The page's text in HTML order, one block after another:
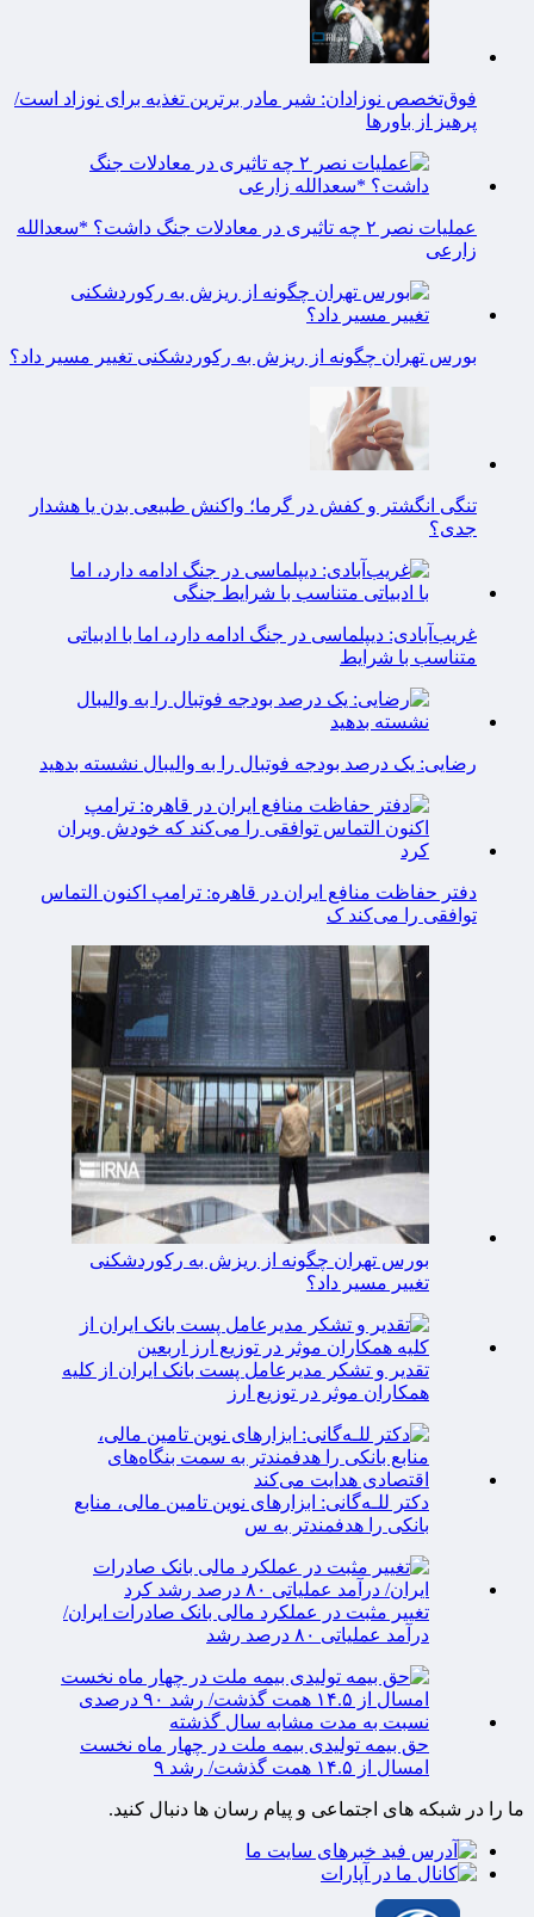
فوق‌تخصص نوزادان: شیر مادر برترین تغذیه برای نوزاد است/
پرهیز از باورها
عملیات نصر ۲ چه تاثیری در معادلات جنگ داشت؟ *سعدالله
زارعی
بورس تهران چگونه از ریزش به رکوردشکنی تغییر مسیر داد؟
تنگی انگشتر و کفش در گرما؛ واکنش طبیعی بدن یا هشدار
جدی؟
غریب‌آبادی: دیپلماسی در جنگ ادامه دارد، اما با ادبیاتی
متناسب با شرایط
رضایی: یک درصد بودجه فوتبال را به والیبال نشسته بدهید
دفتر حفاظت منافع ایران در قاهره: ترامپ اکنون التماس
توافقی را می‌کند ک
بورس تهران چگونه از ریزش به رکوردشکنی
تغییر مسیر داد؟
تقدیر و تشکر مدیرعامل پست بانک ایران از کلیه
همکاران موثر در توزیع ارز
دکتر للـه‌گانی: ابزارهای نوین تامین مالی، منابع
بانکی را هدفمندتر به س
تغییر مثبت در عملکرد مالی بانک صادرات ایران/
درآمد عملیاتی ۸۰ درصد رشد
حق بیمه تولیدی بیمه ملت در چهار ماه نخست
امسال از ۱۴.۵ همت گذشت/ رشد ۹
ما را در شبکه های اجتماعی و پیام رسان ها دنبال کنید.